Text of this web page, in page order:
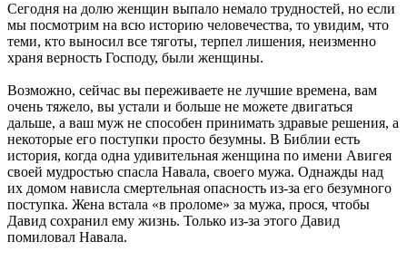
Сегодня на долю женщин выпало немало трудностей, но если
мы посмотрим на всю историю человечества, то увидим, что
теми, кто выносил все тяготы, терпел лишения, неизменно
храня верность Господу, были женщины.
Возможно, сейчас вы переживаете не лучшие времена, вам
очень тяжело, вы устали и больше не можете двигаться
дальше, а ваш муж не способен принимать здравые решения, а
некоторые его поступки просто безумны. В Библии есть
история, когда одна удивительная женщина по имени Авигея
своей мудростью спасла Навала, своего мужа. Однажды над
их домом нависла смертельная опасность из-за его безумного
поступка. Жена встала «в проломе» за мужа, прося, чтобы
Давид сохранил ему жизнь. Только из-за этого Давид
помиловал Навала.